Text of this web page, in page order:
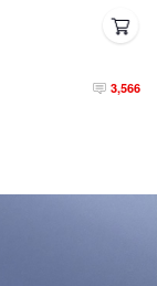
3,566